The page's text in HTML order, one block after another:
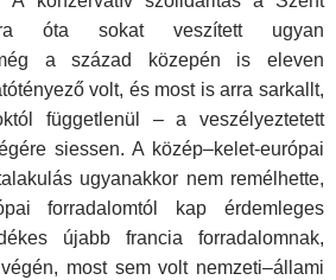
óta sokat veszített ugyan
a század közepén is eleven
volt, és most is arra sarkallt,
függetlenül – a veszélyeztetett
siessen. A közép–kelet-európai
ugyanakkor nem remélhette,
forradalomtól kap érdemleges
újabb francia forradalomnak,
most sem volt nemzeti–állami